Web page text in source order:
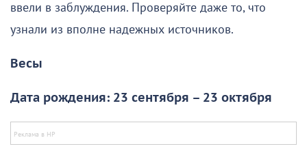
ввели в заблуждения. Проверяйте даже то, что
узнали из вполне надежных источников.
Весы
Дата рождения: 23 сентября – 23 октября